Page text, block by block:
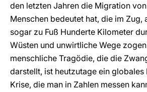
den letzten Jahren die Migration
Menschen bedeutet hat, die im Zug,
sogar zu Fuß Hunderte Kilometer
Wüsten und unwirtliche Wege
menschliche Tragödie, die die
darstellt, ist heutzutage ein globales
Krise, die man in Zahlen messen